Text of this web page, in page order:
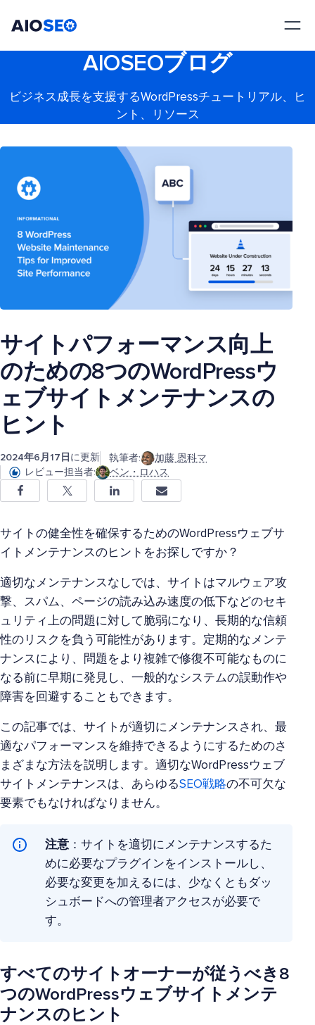
AIOSEOブログ
ビジネス成長を支援するWordPressチュートリアル、ヒ
ント、リソース
サイトパフォーマンス向上
のための8つのWordPressウ
ェブサイトメンテナンスの
ヒント
2024年6月17日 に更新 執筆者:
加藤 恩科マ
レビュー担当者:
ベン・ロハス
サイトの健全性を確保するためのWordPressウェブサ
イトメンテナンスのヒントをお探しですか？
適切なメンテナンスなしでは、サイトはマルウェア攻
撃、スパム、ページの読み込み速度の低下などのセキ
ュリティ上の問題に対して脆弱になり、長期的な信頼
性のリスクを負う可能性があります。定期的なメンテ
ナンスにより、問題をより複雑で修復不可能なものに
なる前に早期に発見し、一般的なシステムの誤動作や
障害を回避することもできます。
この記事では、サイトが適切にメンテナンスされ、最
適なパフォーマンスを維持できるようにするためのさ
まざまな方法を説明します。適切なWordPressウェブ
サイトメンテナンスは、あらゆるSEO戦略の不可欠な
要素でもなければなりません。
注意 ：サイトを適切にメンテナンスするた
めに必要なプラグインをインストールし、
必要な変更を加えるには、少なくともダッ
シュボードへの管理者アクセスが必要で
す。
すべてのサイトオーナーが従うべき8
つのWordPressウェブサイトメンテ
ナンスのヒント